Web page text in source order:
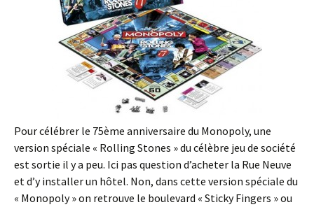
Pour célébrer le 75ème anniversaire du Monopoly, une
version spéciale « Rolling Stones » du célèbre jeu de société
est sortie il y a peu. Ici pas question d’acheter la Rue Neuve
et d’y installer un hôtel. Non, dans cette version spéciale du
« Monopoly » on retrouve le boulevard « Sticky Fingers » ou